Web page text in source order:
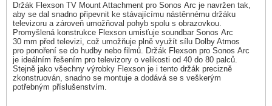
Držák Flexson TV Mount Attachment pro Sonos Arc je navržen tak,
aby se dal snadno připevnit ke stávajícímu nástěnnému držáku
televizoru a zároveň umožňoval pohyb spolu s obrazovkou.
Promyšlená konstrukce Flexson umisťuje soundbar Sonos Arc
30 mm před televizi, což umožňuje plně využít sílu Dolby Atmos
pro ponoření se do hudby nebo filmů. Držák Flexson pro Sonos Arc
je ideálním řešením pro televizory o velikosti od 40 do 80 palců.
Stejně jako všechny výrobky Flexson je i tento držák precizně
zkonstruován, snadno se montuje a dodává se s veškerým
potřebným příslušenstvím.